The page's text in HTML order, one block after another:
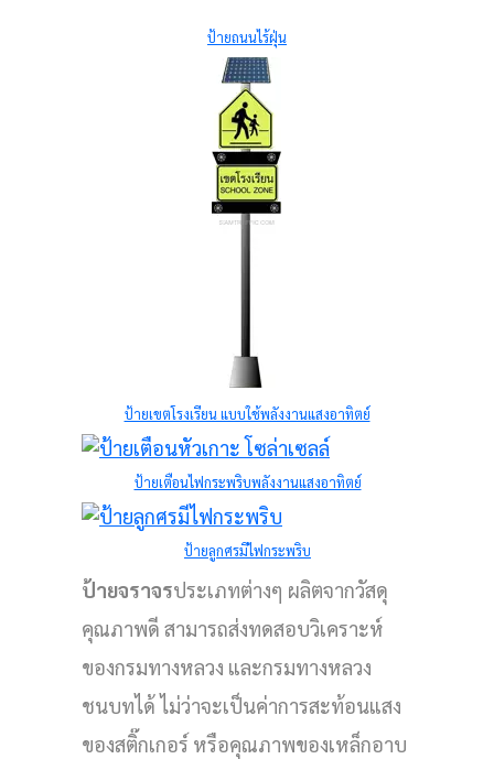
ป้ายถนนไร้ฝุ่น
ป้ายเขตโรงเรียน แบบใช้พลังงานแสงอาทิตย์
ป้ายเตือนไฟกระพริบพลังงานแสงอาทิตย์
ป้ายลูกศรมีไฟกระพริบ
ป้ายจราจรประเภทต่างๆ ผลิตจากวัสดุ
คุณภาพดี สามารถส่งทดสอบวิเคราะห์
ของกรมทางหลวง และกรมทางหลวง
ชนบทได้ ไม่ว่าจะเป็นค่าการสะท้อนแสง
ของสติ๊กเกอร์ หรือคุณภาพของเหล็กอาบ